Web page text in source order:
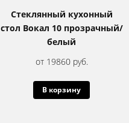
Стеклянный кухонный
стол Вокал 10 прозрачный/
белый
от 19860 руб.
В корзину